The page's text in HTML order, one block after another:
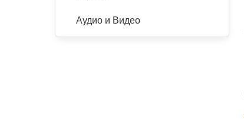
Аудио и Видео